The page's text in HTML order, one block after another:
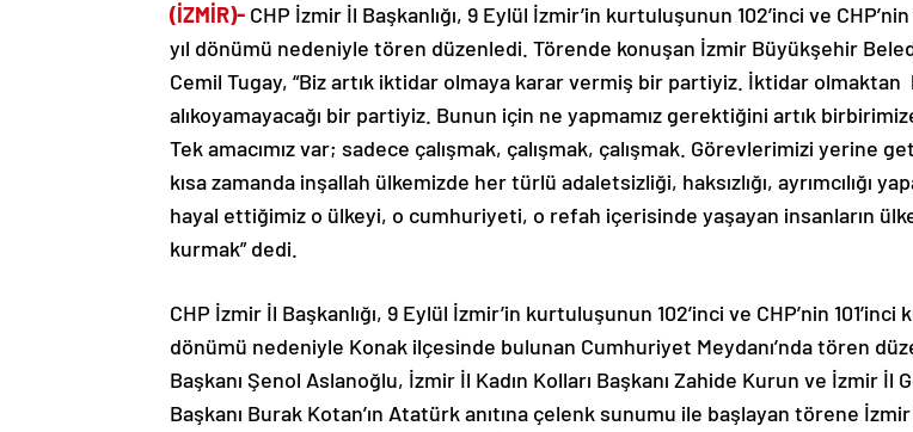
(İZMİR)- CHP İzmir İl Başkanlığı, 9 Eylül İzmir’in kurtuluşunun 102’inci ve CHP’nin
yıl dönümü nedeniyle tören düzenledi. Törende konuşan İzmir Büyükşehir
Cemil Tugay, “Biz artık iktidar olmaya karar vermiş bir partiyiz. İktidar olmaktan
alıkoyamayacağı bir partiyiz. Bunun için ne yapmamız gerektiğini artık
Tek amacımız var; sadece çalışmak, çalışmak, çalışmak. Görevlerimizi yerine
kısa zamanda inşallah ülkemizde her türlü adaletsizliği, haksızlığı, ayrımcılığı
hayal ettiğimiz o ülkeyi, o cumhuriyeti, o refah içerisinde yaşayan insanların
kurmak” dedi.
CHP İzmir İl Başkanlığı, 9 Eylül İzmir’in kurtuluşunun 102’inci ve CHP’nin 101’inci
dönümü nedeniyle Konak ilçesinde bulunan Cumhuriyet Meydanı’nda tören
Başkanı Şenol Aslanoğlu, İzmir İl Kadın Kolları Başkanı Zahide Kurun ve İzmir İl
Başkanı Burak Kotan’ın Atatürk anıtına çelenk sunumu ile başlayan törene